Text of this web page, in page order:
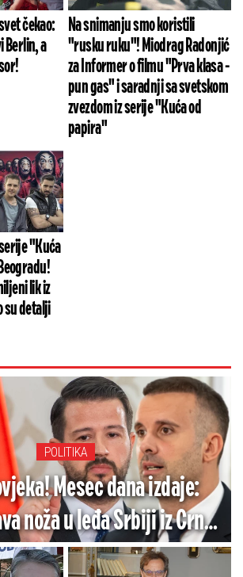
čekao:
Berlin, a
Na snimanju smo koristili
"rusku ruku"! Miodrag Radonjić
za Informer o filmu "Prva klasa -
pun gas" i saradnji sa svetskom
zvezdom iz serije "Kuća od
papira"
"Kuća
lik iz
su detalji
POLITIKA
Mesec dana izdaje:
noža u leđa Srbiji iz Crne
Gore